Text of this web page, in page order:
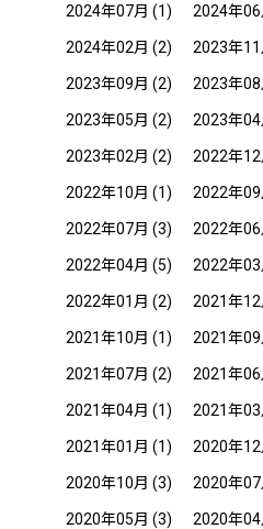
2024年07月 (1) 2024年06
2024年02月 (2) 2023年11
2023年09月 (2) 2023年08
2023年05月 (2) 2023年04
2023年02月 (2) 2022年12
2022年10月 (1) 2022年09
2022年07月 (3) 2022年06
2022年04月 (5) 2022年03
2022年01月 (2) 2021年12
2021年10月 (1) 2021年09
2021年07月 (2) 2021年06
2021年04月 (1) 2021年03
2021年01月 (1) 2020年12
2020年10月 (3) 2020年07
2020年05月 (3) 2020年04